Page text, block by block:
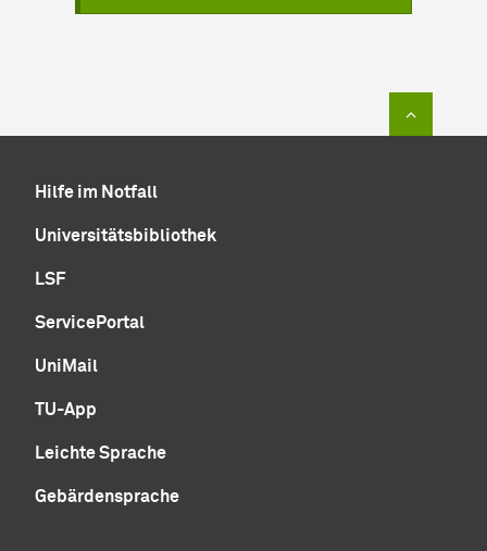
Hilfe im Notfall
Universitätsbibliothek
LSF
ServicePortal
UniMail
TU-App
Leichte Sprache
Gebärdensprache